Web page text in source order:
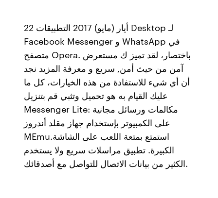
22 أيار (مايو) 2017 التطبيقات Desktop لـ
Facebook Messenger و WhatsApp في
متصفح Opera. باختصار، لقد تميز ك مستعرض
آمن من حيث أمن, سريع و معرفة المزيد نجد
أن أي شيء للاستفادة من هذه الخيارات، كل ما
عليك القيام به هو تحميل وتثبي قم بتنزيل
Messenger Lite: مكالمات ورسائل مجانية
على الكمبيوتر بإستخدام جهاز مقلد أندروز
MEmu.استمتع بمتعة اللعب على الشاشة
الكبيرة. تطبيق مراسلات سريع ولا يستخدم
الكثير من بيانات الاتصال للتواصل مع أصدقائك.